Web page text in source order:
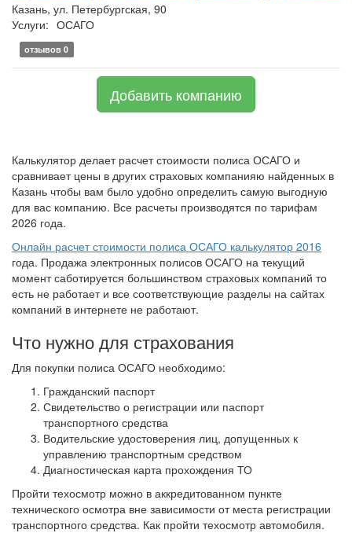
Казань, ул. Петербургская, 90
Услуги: ОСАГО
отзывов 0
Добавить компанию
Калькулятор делает расчет стоимости полиса ОСАГО и
сравнивает цены в других страховых компанияю найденных в
Казань чтобы вам было удобно определить самую выгодную
для вас компанию. Все расчеты производятся по тарифам
2026 года.
Онлайн расчет стоимости полиса ОСАГО калькулятор 2016
года. Продажа электронных полисов ОСАГО на текущий
момент саботируется большинством страховых компаний то
есть не работает и все соответствующие разделы на сайтах
компаний в интернете не работают.
Что нужно для страхования
Для покупки полиса ОСАГО необходимо:
Гражданский паспорт
Свидетельство о регистрации или паспорт
транспортного средства
Водительские удостоверения лиц, допущенных к
управлению транспортным средством
Диагностическая карта прохождения ТО
Пройти техосмотр можно в аккредитованном пункте
технического осмотра вне зависимости от места регистрации
транспортного средства. Как пройти техосмотр автомобиля.